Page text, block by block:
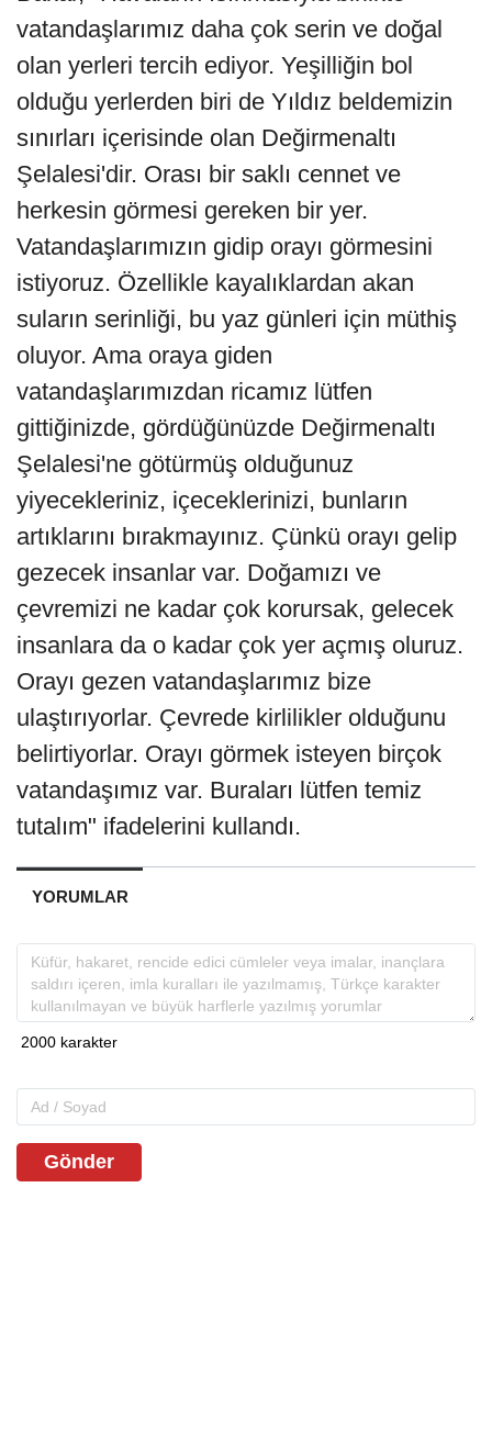
vatandaşlarımız daha çok serin ve doğal
olan yerleri tercih ediyor. Yeşilliğin bol
olduğu yerlerden biri de Yıldız beldemizin
sınırları içerisinde olan Değirmenaltı
Şelalesi'dir. Orası bir saklı cennet ve
herkesin görmesi gereken bir yer.
Vatandaşlarımızın gidip orayı görmesini
istiyoruz. Özellikle kayalıklardan akan
suların serinliği, bu yaz günleri için müthiş
oluyor. Ama oraya giden
vatandaşlarımızdan ricamız lütfen
gittiğinizde, gördüğünüzde Değirmenaltı
Şelalesi'ne götürmüş olduğunuz
yiyecekleriniz, içeceklerinizi, bunların
artıklarını bırakmayınız. Çünkü orayı gelip
gezecek insanlar var. Doğamızı ve
çevremizi ne kadar çok korursak, gelecek
insanlara da o kadar çok yer açmış oluruz.
Orayı gezen vatandaşlarımız bize
ulaştırıyorlar. Çevrede kirlilikler olduğunu
belirtiyorlar. Orayı görmek isteyen birçok
vatandaşımız var. Buraları lütfen temiz
tutalım" ifadelerini kullandı.
YORUMLAR
Gönder